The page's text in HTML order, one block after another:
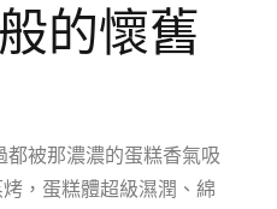
的懷舊
都被那濃濃的蛋糕香氣吸
，蛋糕體超級濕潤、綿